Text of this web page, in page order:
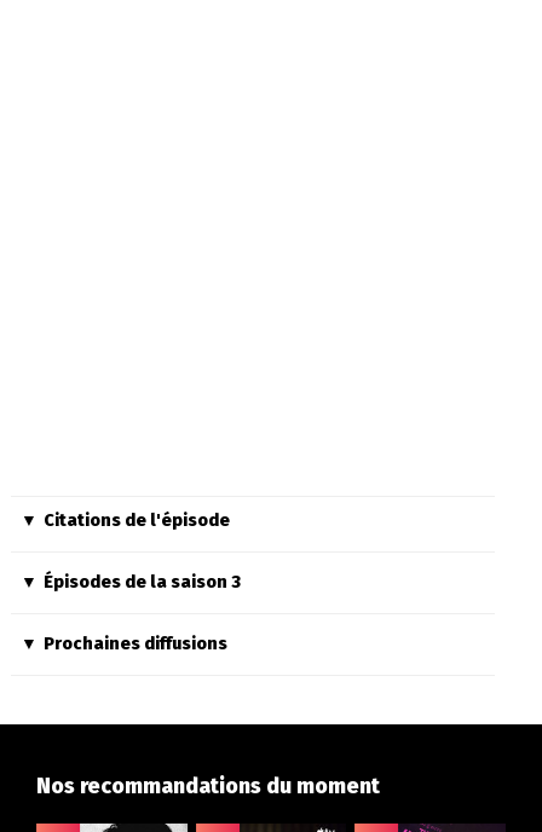
Citations de l'épisode
Épisodes de la saison 3
Prochaines diffusions
Nos recommandations du moment